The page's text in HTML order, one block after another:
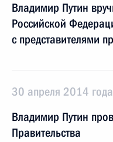
Владимир Путин
Российской
с представителями
30 апреля 2014 года
Владимир Путин
Правительства